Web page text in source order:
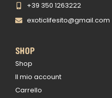
+39 350 1263222
exoticlifesito@gmail.com
SHOP
Shop
Il mio account
Carrello